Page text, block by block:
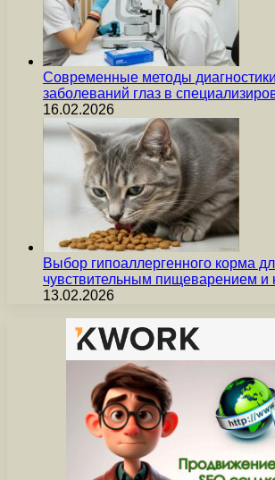
Современные методы
заболеваний глаз в
16.02.2026
Выбор гипоаллергенного корма
чувствительным пищеварением
13.02.2026